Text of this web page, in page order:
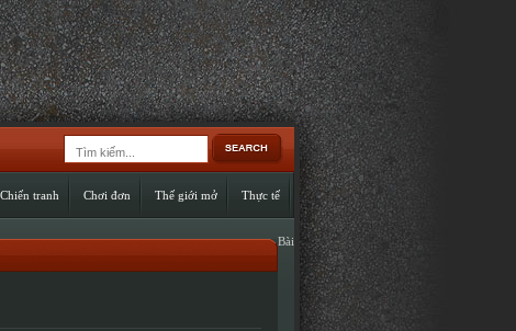
Chiến tranh Chơi đơn Thế giới mở Thực tế
Bài